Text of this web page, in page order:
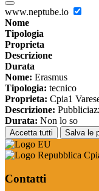
www.neptube.io
Nome
Tipologia
Proprieta
Descrizione
Durata
Nome: Erasmus
Tipologia: tecnico
Proprieta: Cpia1
Descrizione:
Durata: Non lo so
Accetta tutti Salva le
Contatti